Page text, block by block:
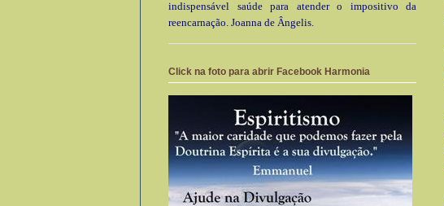
indispensável saúde para atender o impositivo da
reencarnação. Joanna de Ângelis.
Click na foto para abrir Facebook Harmonia